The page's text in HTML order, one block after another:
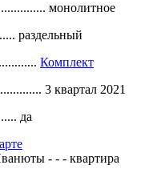
монолитное
раздельный
Комплект
3 квартал 2021
да
- - - квартира